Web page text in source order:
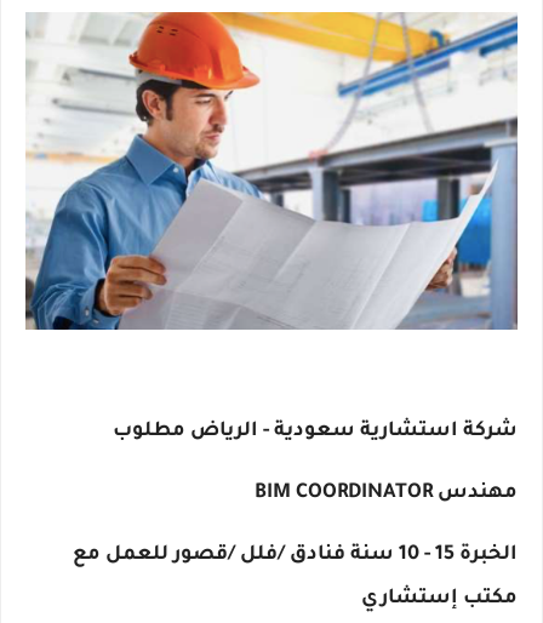
شركة استشارية سعودية - الرياض مطلوب
مهندس BIM COORDINATOR
الخبرة 15 - 10 سنة فنادق /فلل /قصور للعمل مع
مكتب إستشاري